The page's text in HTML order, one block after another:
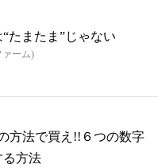
たまたま”じゃない
ァーム)
方法で買え!!６つの数字
る方法